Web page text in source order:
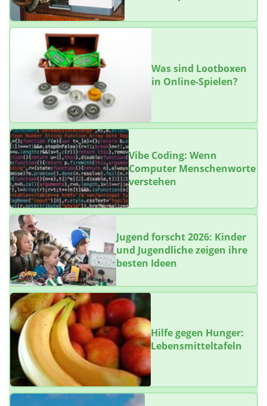
Was sind Lootboxen
in Online-Spielen?
Vibe Coding: Wenn
Computer Menschenworte
verstehen
Jugend forscht 2026: Kinder
und Jugendliche zeigen ihre
besten Ideen
Hilfe gegen Hunger:
Lebensmitteltafeln